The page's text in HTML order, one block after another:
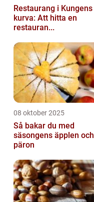
Restaurang i Kungens
kurva: Att hitta en
restauran...
08 oktober 2025
Så bakar du med
säsongens äpplen och
päron